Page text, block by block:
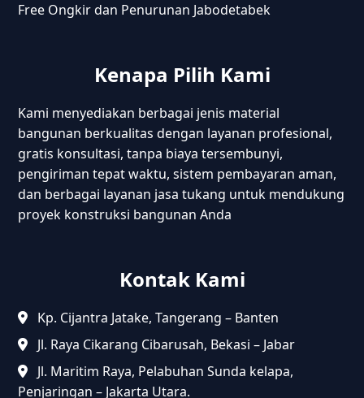
Free Ongkir dan Penurunan Jabodetabek
Kenapa Pilih Kami
Kami menyediakan berbagai jenis material
bangunan berkualitas dengan layanan profesional,
gratis konsultasi, tanpa biaya tersembunyi,
pengiriman tepat waktu, sistem pembayaran aman,
dan berbagai layanan jasa tukang untuk mendukung
proyek konstruksi bangunan Anda
Kontak Kami
Kp. Cijantra Jatake, Tangerang – Banten
Jl. Raya Cikarang Cibarusah, Bekasi – Jabar
Jl. Maritim Raya, Pelabuhan Sunda kelapa,
Penjaringan – Jakarta Utara.